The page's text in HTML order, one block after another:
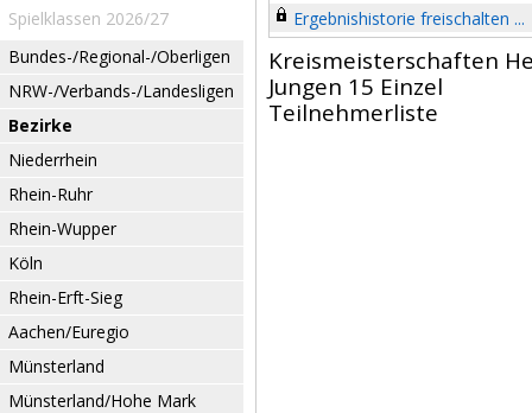
Spielklassen 2026/27
Bundes-/Regional-/Oberligen
NRW-/Verbands-/Landesligen
Bezirke
Niederrhein
Rhein-Ruhr
Rhein-Wupper
Köln
Rhein-Erft-Sieg
Aachen/Euregio
Münsterland
Münsterland/Hohe Mark
Ergebnishistorie freischalten ...
Kreismeisterschaften
Jungen 15 Einzel
Teilnehmerliste